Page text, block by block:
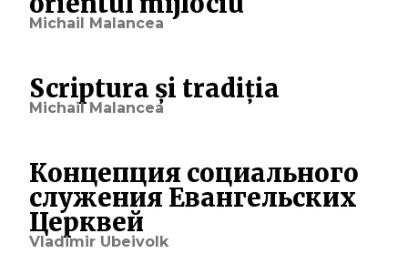
Michail Malancea
Scriptura și tradiția
Michail Malancea
Концепция социального
служения Евангельских
Церквей
Vladimir Ubeivolk